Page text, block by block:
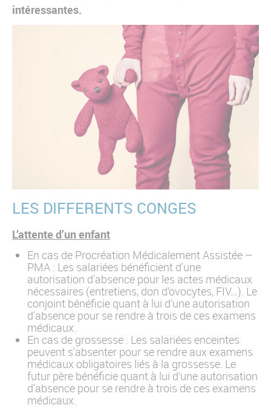
intéressantes.
LES DIFFERENTS CONGES
L’attente d’un enfant
En cas de Procréation Médicalement Assistée –
PMA : Les salariées bénéficient d'une
autorisation d'absence pour les actes médicaux
nécessaires (entretiens, don d’ovocytes, FIV…). Le
conjoint bénéficie quant à lui d’une autorisation
d'absence pour se rendre à trois de ces examens
médicaux.
En cas de grossesse : Les salariées enceintes
peuvent s'absenter pour se rendre aux examens
médicaux obligatoires liés à la grossesse. Le
futur père bénéficie quant à lui d’une autorisation
d'absence pour se rendre à trois de ces examens
médicaux.